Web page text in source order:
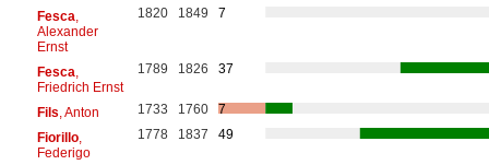
Fesca
Alexander
Ernst
1820 1849 7
Fesca
Friedrich Ernst
1789 1826 37
Fils , Anton 1733 1760
7
Fiorillo,
Federigo
1778 1837 49